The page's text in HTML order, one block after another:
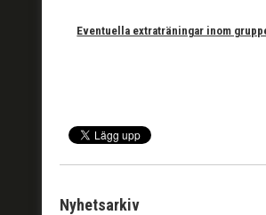
Eventuella extraträningar inom
Nyhetsarkiv